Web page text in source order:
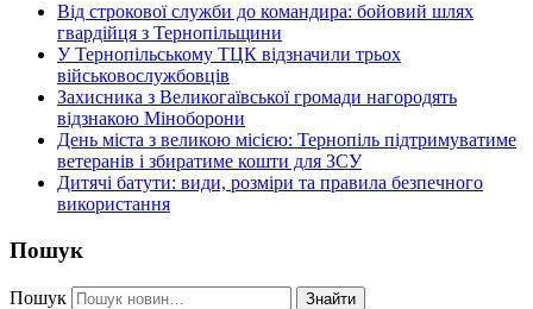
Від строкової служби до командира: бойовий шлях
гвардійця з Тернопільщини
У Тернопільському ТЦК відзначили трьох
військовослужбовців
Захисника з Великогаївської громади нагородять
відзнакою Міноборони
День міста з великою місією: Тернопіль підтримуватиме
ветеранів і збиратиме кошти для ЗСУ
Дитячі батути: види, розміри та правила безпечного
використання
Пошук
Пошук Знайти